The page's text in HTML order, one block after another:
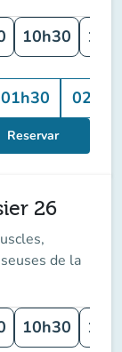
10h30
01h30 02h00
Reservar
26
de la
10h30